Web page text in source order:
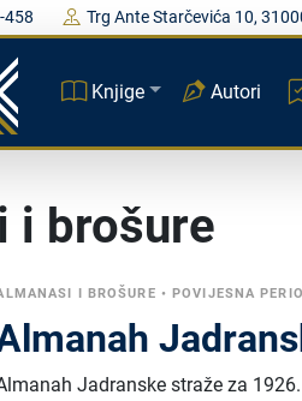
458 Trg Ante Starčevića 10,
Knjige Autori
i brošure
I BROŠURE •POVIJESNA
Jadranske straže za